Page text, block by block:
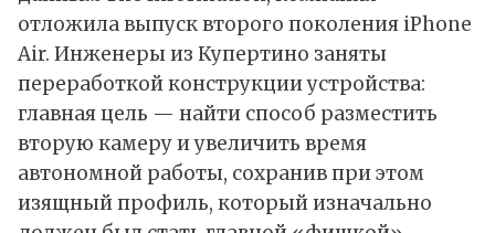
отложила выпуск второго поколения iPhone
Air. Инженеры из Купертино заняты
переработкой конструкции устройства:
главная цель — найти способ разместить
вторую камеру и увеличить время
автономной работы, сохранив при этом
изящный профиль, который изначально